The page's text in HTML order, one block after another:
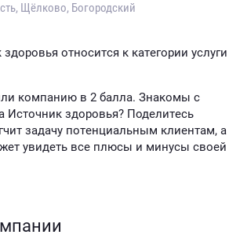
Щёлково, Богородский
относится к категории услуги
компанию в 2 балла. Знакомы с
Источник здоровья? Поделитесь
задачу потенциальным клиентам, а
увидеть все плюсы и минусы своей